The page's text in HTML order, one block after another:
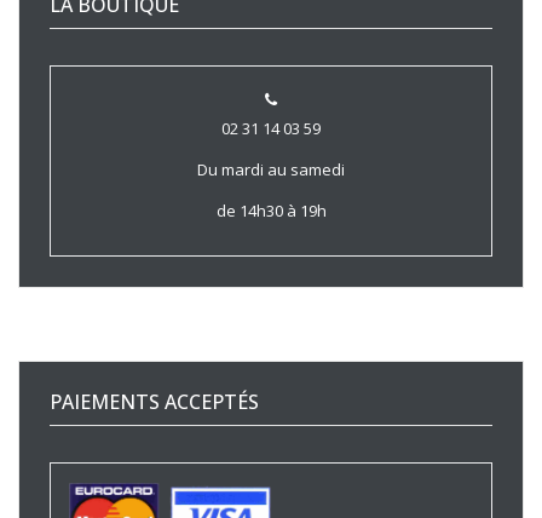
02 31 14 03 59
Du mardi au samedi
de 14h30 à 19h
PAIEMENTS ACCEPTÉS